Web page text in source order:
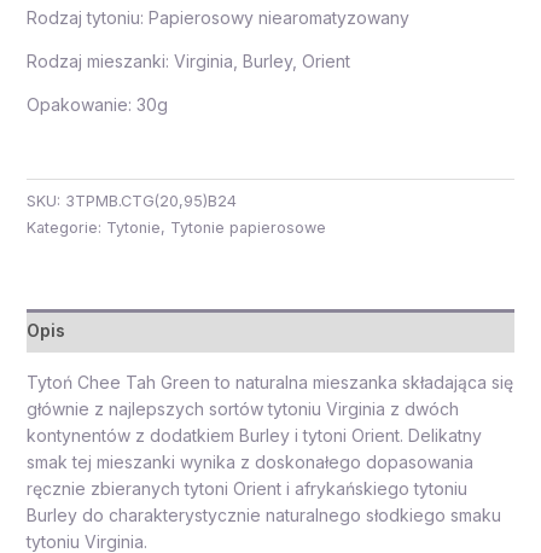
Rodzaj tytoniu: Papierosowy niearomatyzowany
Rodzaj mieszanki: Virginia, Burley, Orient
Opakowanie: 30g
SKU: 3TPMB.CTG(20,95)B24
Kategorie: Tytonie, Tytonie papierosowe
Opis
Tytoń Chee Tah Green to naturalna mieszanka składająca się
głównie z najlepszych sortów tytoniu Virginia z dwóch
kontynentów z dodatkiem Burley i tytoni Orient. Delikatny
smak tej mieszanki wynika z doskonałego dopasowania
ręcznie zbieranych tytoni Orient i afrykańskiego tytoniu
Burley do charakterystycznie naturalnego słodkiego smaku
tytoniu Virginia.